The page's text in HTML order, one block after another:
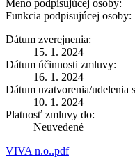
Meno podpisujúcej osoby:
Funkcia podpisujúcej osoby:
Dátum zverejnenia:
15. 1. 2024
Dátum účinnosti zmluvy:
16. 1. 2024
Dátum uzatvorenia/udelenia
10. 1. 2024
Platnosť zmluvy do:
Neuvedené
VIVA n.o..pdf